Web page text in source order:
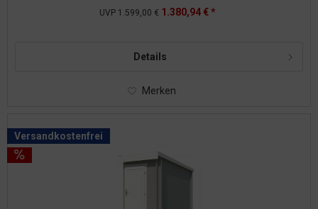
UVP 1.599,00 € 1.380,94 € *
Details
Merken
Versandkostenfrei